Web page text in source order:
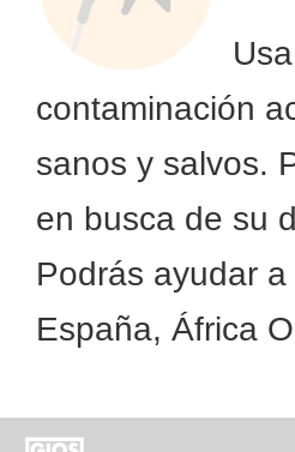
contaminación
sanos y salvos.
en busca de su
Podrás ayudar
España, África